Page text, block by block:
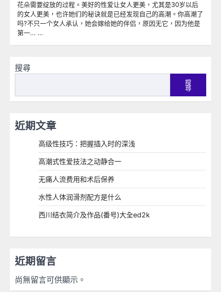
花朵需要绽放的过程。美好的性爱让女人更美，尤其是30岁以后
的女人更美，也许她们的秘诀就是已经发现自己的高潮。你高潮了
吗?不只一个女人承认，她会嫁给她的伴侣，原因无它，因为他是
第一… …
搜尋
搜
尋
近期文章
高级性技巧：把握插入时的深浅
高潮式性爱技法之动静合一
无痛人流费用和术后保养
水性人体润滑剂配方是什么
西川结衣简介及作品(番号)大全ed2k
近期留言
尚無留言可供顯示。